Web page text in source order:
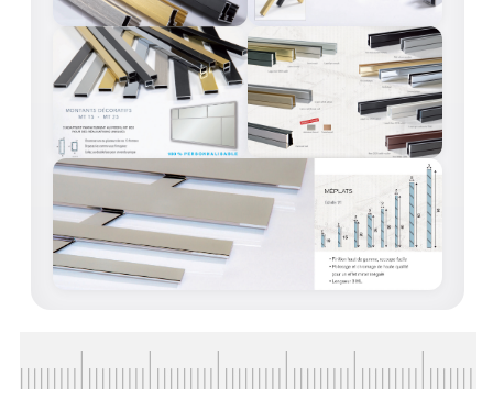
PLATS ET CORNIÈRES
LES CHARNIÈRES DE PORTE EN VERRE
BOUTONS ET POIGNÉES
BARRES DE STABILISATION
JOINTS D'ÉTANCHÉITÉS
FIXATION GARDES CORPS
SYSTÈMES COULISSANTS